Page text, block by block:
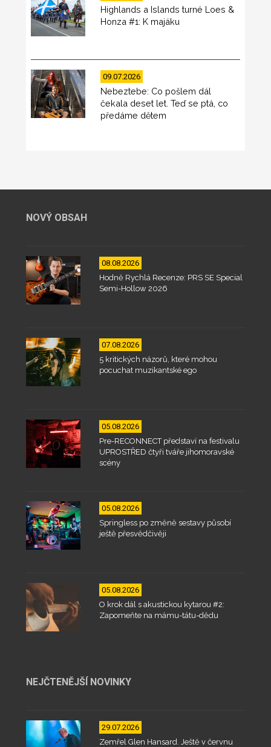
Highlands a Islands turné Loes &
Honza #1: K majáku
09.07.2026
Nebeztebe: Co pošlem dál
čekala deset let. Teď se ptá, co
předáme dětem
NOVÝ OBSAH
08.08.2026
Hodně Rychlá Recenze: PRS SE Special
Semi-Hollow 2026
07.08.2026
5 kritických názorů, které mohou
pocuchat muzikantské ego
05.08.2026
Pre-RECONNECT představí na festivalu
UPROSTŘED čtyři tváře jihomoravské
scény
05.08.2026
Springless po změně sestavy působí
ještě přesvědčivěji
05.08.2026
O krok dál s akustickou kytarou #2:
Zapomeňte na mámu-tátu-dědu
NEJČTENĚJŠÍ NOVINKY
29.07.2026
Zemřel Glen Hansard. Ještě v červnu